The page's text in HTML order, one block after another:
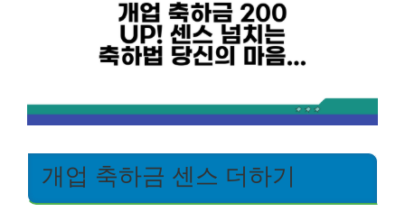
개업 축하금 센스 더하기